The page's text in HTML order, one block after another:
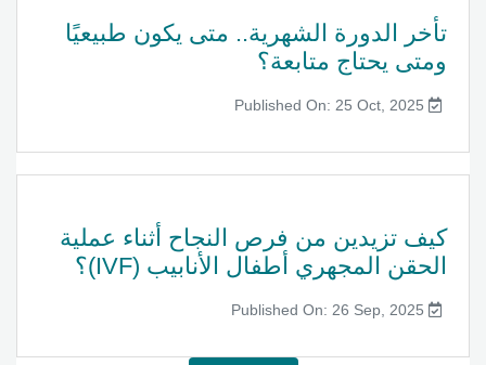
تأخر الدورة الشهرية.. متى يكون طبيعيًا
ومتى يحتاج متابعة؟
كيف تزيدين من فرص النجاح أثناء عملية
الحقن المجهري أطفال الأنابيب (IVF)؟